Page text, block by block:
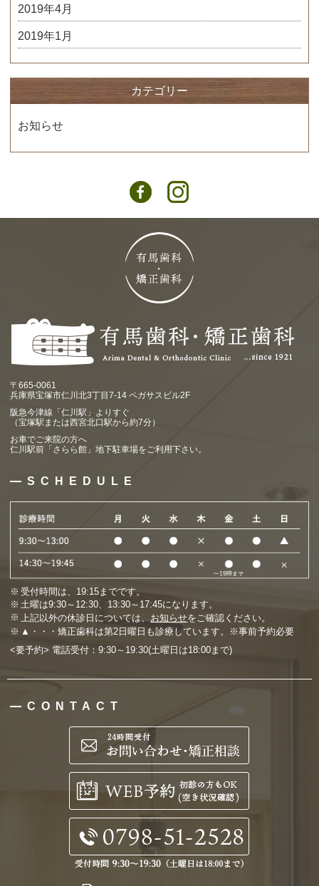
2019年4月
2019年1月
カテゴリー
お知らせ
〒665-0061
兵庫県宝塚市仁川北3丁目7-14 ペガサスビル2F
阪急今津線「仁川駅」よりすぐ
（宝塚駅または西宮北口駅から約7分）
お車でご来院の方へ
仁川駅前「さらら館」地下駐車場をご利用下さい。
SCHEDULE
受付時間は、19:15までです。
土曜は9:30～12:30、13:30～17:45になります。
上記以外の休診日については、 お知らせをご確認ください。
▲・・・矯正歯科は第2日曜日も診療しています。※事前予約必要
<要予約> 電話受付：9:30～19:30(土曜日は18:00まで)
CONTACT